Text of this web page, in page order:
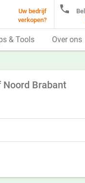
Brabant
Uw bedrijf
verkopen?

& Tools Over ons